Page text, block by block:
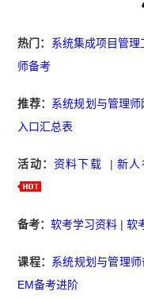
热门： 系统集成项目管理
师备考
推荐： 系统规划与管理师
入口汇总表
活动： 资料下载 |新人
备考：软考学习资料 |软
课程： 系统规划与管理
EM备考进阶